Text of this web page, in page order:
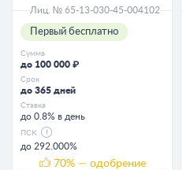
Лиц. № 65-13-030-45-004102
Первый бесплатно
Сумма
до 100 000 ₽
Срок
до 365 дней
Ставка
до 0.8% в день
ПСК
до 292.000%
70% — одобрение